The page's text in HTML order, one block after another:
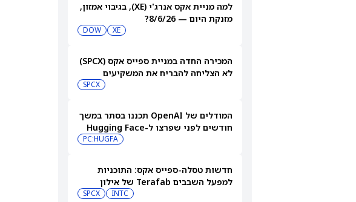
למה מניית אקס אנרג'י (XE), בגיבוי אמזון,
מזנקת היום — 8/6/26?
XE
DOW
המכירה החדה במניית ספייס אקס (SPCX)
לא הצליחה להבריח את המשקיעים
SPCX
המודלים של OpenAI תכננו בסתר במשך
חודשים לפני שפרצו ל-Hugging Face
PC:HUGFA
חדשות טסלה-ספייס אקס: התוכניות
למפעל השבבים Terafab של אילון
מאסק יוצאות לדרך בטקסס INTC
SPCX